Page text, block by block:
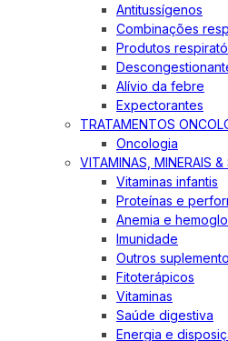
Antitussígenos
Combinações
Produtos
Alívio da febre
Expectorantes
TRATAMENTOS
Oncologia
VITAMINAS, MINERAIS
Vitaminas infantis
Proteínas e
Anemia e
Imunidade
Outros
Fitoterápicos
Vitaminas
Saúde digestiva
Energia e